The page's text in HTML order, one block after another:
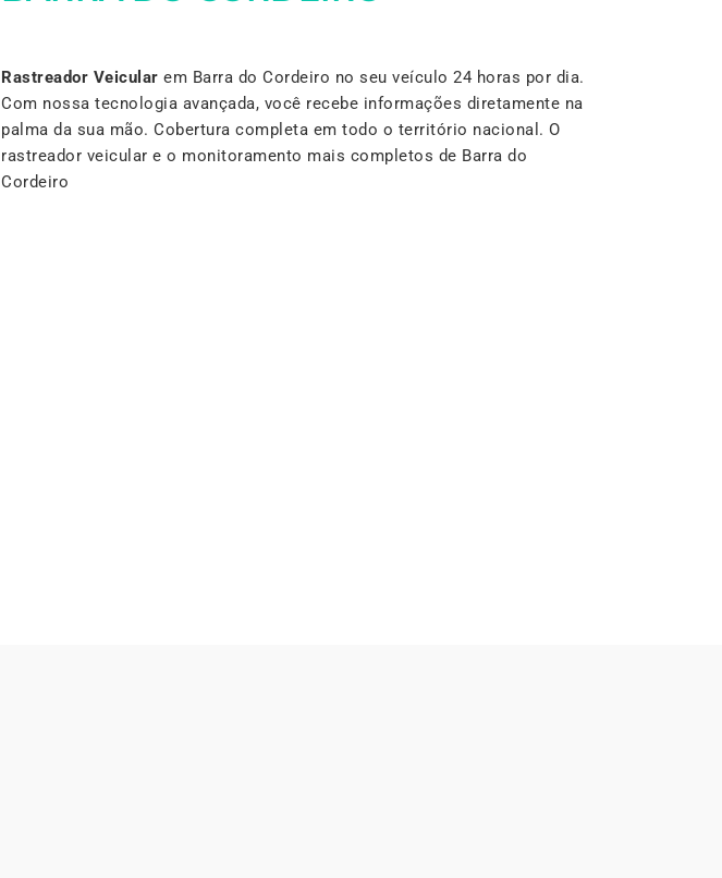
Rastreador Veicular em Barra do Cordeiro no seu veículo 24 horas por dia.
Com nossa tecnologia avançada, você recebe informações diretamente na
palma da sua mão. Cobertura completa em todo o território nacional. O
rastreador veicular e o monitoramento mais completos de Barra do
Cordeiro